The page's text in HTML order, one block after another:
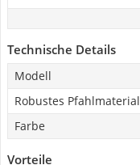
Technische Details
Modell
Robustes Pfahlmaterial
Farbe
Vorteile